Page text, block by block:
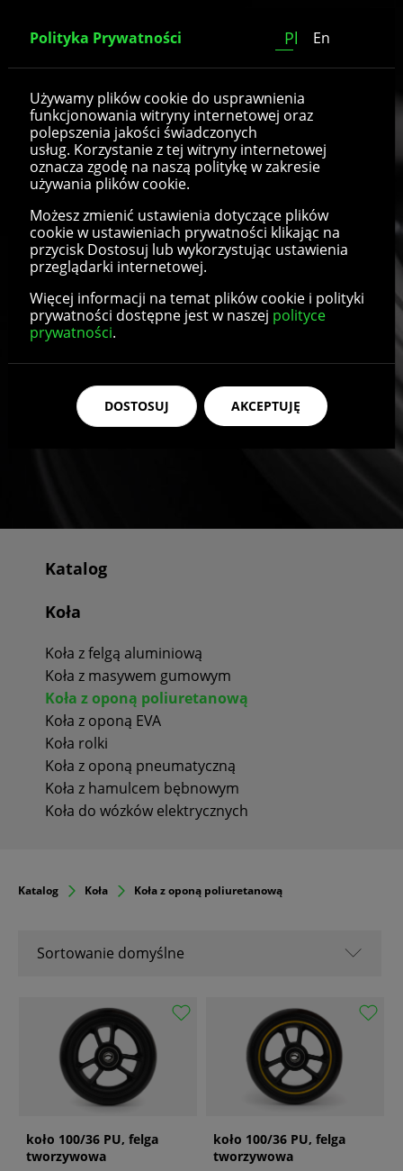
Koła z oponą
poliuretanową
Katalog
Koła
Koła z felgą aluminiową
Koła z masywem gumowym
Koła z oponą poliuretanową
Koła z oponą EVA
Koła rolki
Koła z oponą pneumatyczną
Koła z hamulcem bębnowym
Koła do wózków elektrycznych
Katalog Koła Koła z oponą poliuretanową
Sortowanie domyślne
Nazwa A-Z
Nazwa Z-A
Od popularnych
Od najnowszych
koło 100/36 PU, felga
tworzywowa
koło 100/36 PU, felga
tworzywowa
Polityka Prywatności Pl En
Używamy plików cookie do usprawnienia
funkcjonowania witryny internetowej oraz
polepszenia jakości świadczonych
usług. Korzystanie z tej witryny internetowej
oznacza zgodę na naszą politykę w zakresie
używania plików cookie.
Możesz zmienić ustawienia dotyczące plików
cookie w ustawieniach prywatności klikając na
przycisk Dostosuj lub wykorzystując ustawienia
przeglądarki internetowej.
Więcej informacji na temat plików cookie i polityki
prywatności dostępne jest w naszej polityce
prywatności.
DOSTOSUJ AKCEPTUJĘ